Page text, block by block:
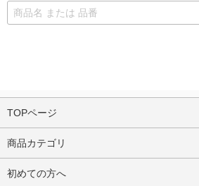
TOPページ
商品カテゴリ
初めての方へ